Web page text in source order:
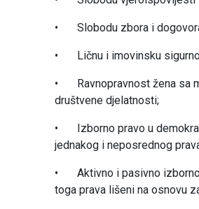
• Slobodu zbora i
• Ličnu i imovinsku
•
Ravnopravnost žena sa
društvene djelatnosti;
•
Izborno pravo u
jednakog i neposrednog
•
Aktivno i pasivno
toga prava lišeni na osnovu